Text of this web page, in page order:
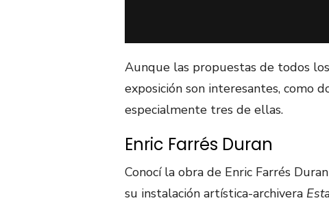
Aunque las propuestas de todos
exposición son interesantes, como
especialmente tres de ellas.
Enric Farrés Duran
Conocí la obra de Enric Farrés
su instalación artística-archivera